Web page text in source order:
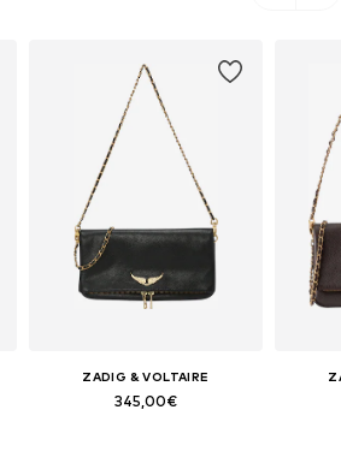
ZADIG & VOLTAIRE
345,00€